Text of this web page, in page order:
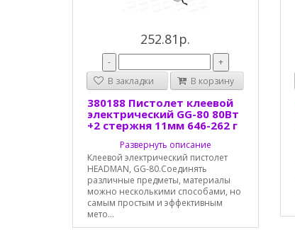
252.81р.
-
+
В закладки
В корзину
380188 Пистолет клеевой
электрический GG-80 80Вт
+2 стержня 11мм 646-262 г
Развернуть описание
Клеевой электрический пистолет
HEADMAN, GG-80.Соединять
различные предметы, материалы
можно несколькими способами, но
самым простым и эффективным
мето...